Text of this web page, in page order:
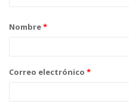
Nombre*
Correo electrónico *